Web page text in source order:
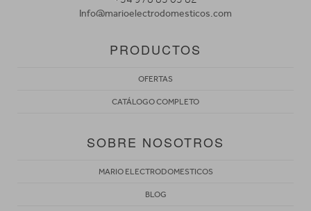
Info@marioelectrodomesticos.com
PRODUCTOS
OFERTAS
CATÁLOGO COMPLETO
SOBRE NOSOTROS
MARIO ELECTRODOMESTICOS
BLOG